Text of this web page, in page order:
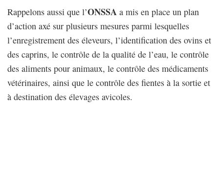
Rappelons aussi que l’ONSSA a mis en place un plan
d’action axé sur plusieurs mesures parmi lesquelles
l’enregistrement des éleveurs, l’identification des ovins et
des caprins, le contrôle de la qualité de l’eau, le contrôle
des aliments pour animaux, le contrôle des médicaments
vétérinaires, ainsi que le contrôle des fientes à la sortie et
à destination des élevages avicoles.